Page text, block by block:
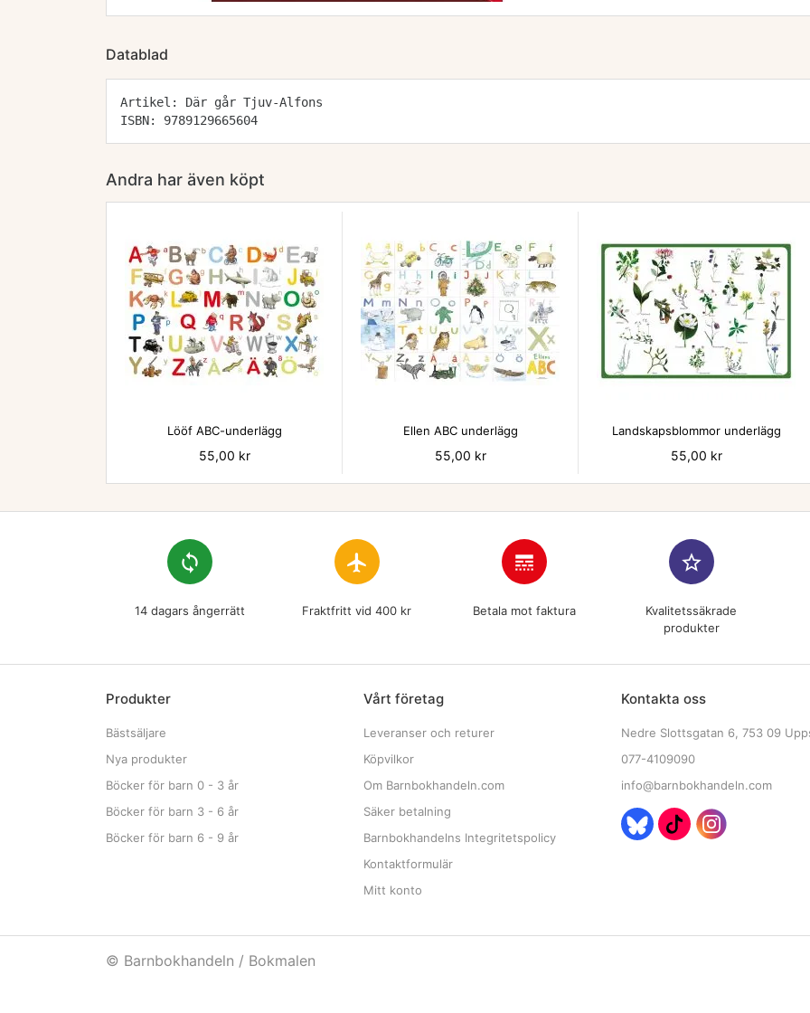
Datablad
Artikel: Där går Tjuv-Alfons
ISBN: 9789129665604
Andra har även köpt

Lööf ABC-underlägg
Pris
55,00 kr

Ellen ABC underlägg
Pris
55,00 kr
Landskapsblommor underlägg
Pris
55,00 kr
loop
14 dagars ångerrätt
flight
Fraktfritt vid 400 kr
line_style
Betala mot faktura
star_border
Kvalitetssäkrade
produkter
Produkter
Bästsäljare
Nya produkter
Böcker för barn 0 - 3 år
Böcker för barn 3 - 6 år
Böcker för barn 6 - 9 år
Vårt företag
Leveranser och returer
Köpvilkor
Om Barnbokhandeln.com
Säker betalning
Barnbokhandelns Integritetspolicy
Kontaktformulär
Mitt konto
Kontakta oss
Nedre Slottsgatan 6, 753 09
077-4109090
info@barnbokhandeln.com
© Barnbokhandeln / Bokmalen